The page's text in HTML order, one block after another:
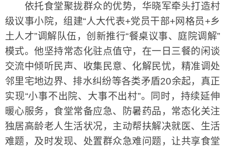
依托食堂聚拢群众的优势，华晓军牵头打造村
级议事小院，组建“人大代表+党员干部+网格员+乡
土人才”调解队伍，创新推行“餐桌议事、庭院调解”
模式。他坚持常态化驻点值守，在一日三餐的闲谈
交流中倾听民声、收集民意、化解民忧，精准调处
邻里宅地边界、排水纠纷等各类矛盾20余起，真正
实现“小事不出院、大事不出村”。同时，持续延伸
暖心服务，食堂常备应急、防暑药品，常态化关注
独居高龄老人生活状况，主动帮扶解决就医、生活
难题，及时发现、处置群众急难问题，让共享食堂